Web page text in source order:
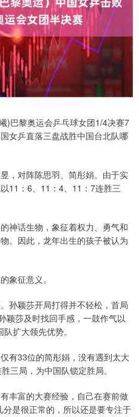
黎奥运会乒乓球女团1/4决赛7
女乒直落三盘战胜中国台北队哪
对阵陈思羽、简彤娟。由于实
11：6、11：4、11：7连胜三
神话生物，象征着权力、勇气和
。因此，龙年出生的孩子被认为
象征意义。
颖莎开局打得并不轻松，首局
颖莎及时找回手感，一鼓作气以
扩大领先优势。
33位的简彤娟，没有遇到太大
三局，为中国队锁定胜局。
富的大赛经验，自己在赛前做
是很正常的，所以还是要专注于